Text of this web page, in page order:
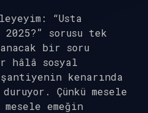
“Usta
sorusu tek
bir soru
hâlâ sosyal
kenarında
Çünkü mesele
emeğin